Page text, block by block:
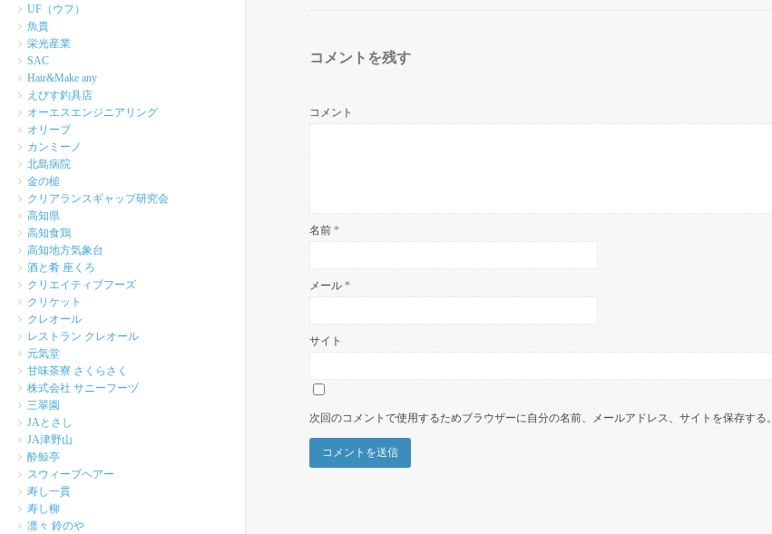
UF（ウフ）
魚貴
栄光産業
SAC
Hair&Make any
えびす釣具店
オーエスエンジニアリング
オリーブ
カンミーノ
北島病院
金の槌
クリアランスギャップ研究会
高知県
高知食鶏
高知地方気象台
酒と肴 座くろ
クリエイティブフーズ
クリケット
クレオール
レストラン クレオール
元気堂
甘味茶寮 さくらさく
株式会社 サニーフーヅ
三翠園
JAとさし
JA津野山
酔鯨亭
スウィープヘアー
寿し一貫
寿し柳
凛々 鈴のや
コメントを残す
コメント
名前 *
メール *
サイト
次回のコメントで使用するためブラウザーに自分の名前、メールアドレス、サイトを保存する。